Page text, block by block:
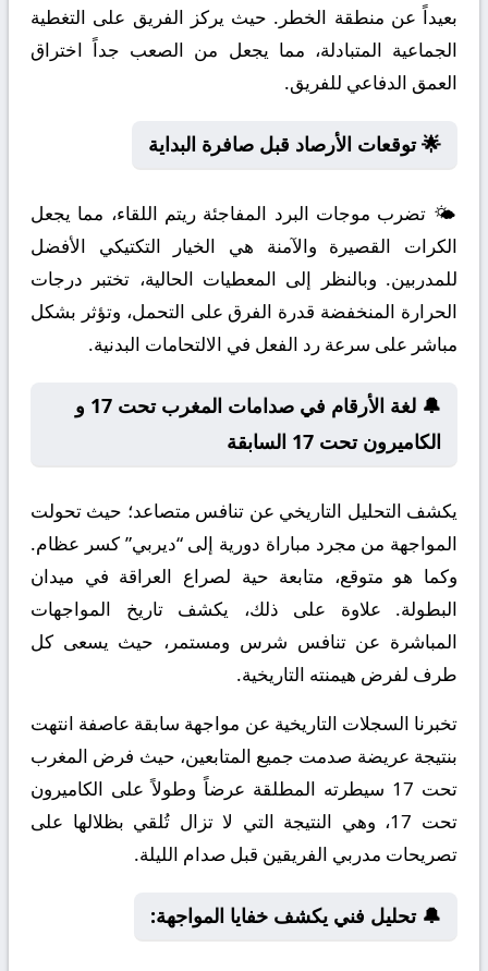
بعيداً عن منطقة الخطر. حيث يركز الفريق على التغطية
الجماعية المتبادلة، مما يجعل من الصعب جداً اختراق
العمق الدفاعي للفريق.
🌟 توقعات الأرصاد قبل صافرة البداية
🌤️ تضرب موجات البرد المفاجئة ريتم اللقاء، مما يجعل
الكرات القصيرة والآمنة هي الخيار التكتيكي الأفضل
للمدربين. وبالنظر إلى المعطيات الحالية، تختبر درجات
الحرارة المنخفضة قدرة الفرق على التحمل، وتؤثر بشكل
مباشر على سرعة رد الفعل في الالتحامات البدنية.
🔔 لغة الأرقام في صدامات المغرب تحت 17 و
الكاميرون تحت 17 السابقة
يكشف التحليل التاريخي عن تنافس متصاعد؛ حيث تحولت
المواجهة من مجرد مباراة دورية إلى “ديربي” كسر عظام.
وكما هو متوقع، متابعة حية لصراع العراقة في ميدان
البطولة. علاوة على ذلك، يكشف تاريخ المواجهات
المباشرة عن تنافس شرس ومستمر، حيث يسعى كل
طرف لفرض هيمنته التاريخية.
تخبرنا السجلات التاريخية عن مواجهة سابقة عاصفة انتهت
بنتيجة عريضة صدمت جميع المتابعين، حيث فرض المغرب
تحت 17 سيطرته المطلقة عرضاً وطولاً على الكاميرون
تحت 17، وهي النتيجة التي لا تزال تُلقي بظلالها على
تصريحات مدربي الفريقين قبل صدام الليلة.
🔔 تحليل فني يكشف خفايا المواجهة: